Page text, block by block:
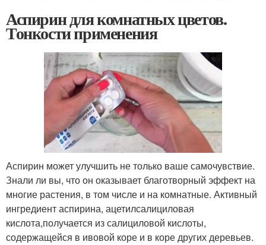
Аспирин для комнатных цветов.
Тонкости применения
Аспирин может улучшить не только ваше самочувствие.
Знали ли вы, что он оказывает благотворный эффект на
многие растения, в том числе и на комнатные. Активный
ингредиент аспирина, ацетилсалициловая
кислота,получается из салициловой кислоты,
содержащейся в ивовой коре и в коре других деревьев.